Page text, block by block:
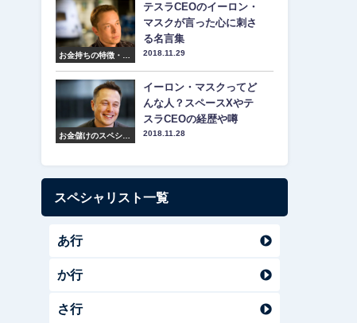
お金持ちの特徴・マ
テスラCEOのイーロン・
マスクが言った心に刺さ
る名言集
2018.11.29
お金儲けのスペシャ
イーロン・マスクってど
んな人？スペースXやテ
スラCEOの経歴や噂
2018.11.28
スペシャリスト一覧
あ行
か行
さ行